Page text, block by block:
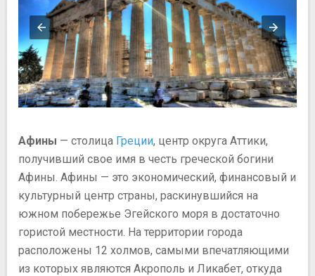
Афины — столица Греции, центр округа Аттики,
получивший свое имя в честь греческой богини
Афины. Афины — это экономический, финансовый и
культурный центр страны, раскинувшийся на
южном побережье Эгейского моря в достаточно
гористой местности. На территории города
расположены 12 холмов, самыми впечатляющими
из которых являются Акрополь и Ликабет, откуда